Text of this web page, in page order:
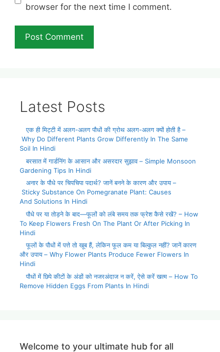
browser for the next time I comment.
Latest Posts
एक ही मिट्टी में अलग-अलग पौधों की ग्रोथ अलग-अलग क्यों होती है –
Why Do Different Plants Grow Differently In The Same
Soil In Hindi
बरसात में गार्डनिंग के आसान और असरदार सुझाव – Simple Monsoon
Gardening Tips In Hindi
अनार के पौधे पर चिपचिपा पदार्थ? जानें बनने के कारण और उपाय –
Sticky Substance On Pomegranate Plant: Causes
And Solutions In Hindi
पौधे पर या तोड़ने के बाद—फूलों को लंबे समय तक फ्रेश कैसे रखें? – How
To Keep Flowers Fresh On The Plant Or After Picking In
Hindi
फूलों के पौधों में पत्ते तो खूब हैं, लेकिन फूल कम या बिल्कुल नहीं? जानें कारण
और उपाय – Why Flower Plants Produce Fewer Flowers In
Hindi
पौधों में छिपे कीटों के अंडों को नजरअंदाज न करें, ऐसे करें खत्म – How To
Remove Hidden Eggs From Plants In Hindi
Welcome to your ultimate hub for all